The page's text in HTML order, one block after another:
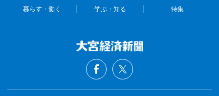
暮らす・働く 学ぶ・知る 特集